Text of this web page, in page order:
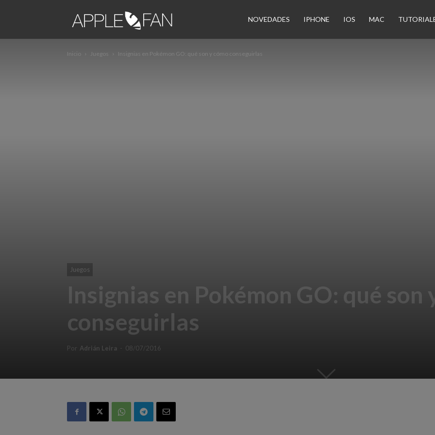
NOVEDADES IPHONE IOS MAC
Inicio Juegos Insignias en Pokémon GO: qué son y cómo conseguirlas
Juegos
Insignias en Pokémon GO: qué son
conseguirlas
Por Adrián Leira - 08/07/2016